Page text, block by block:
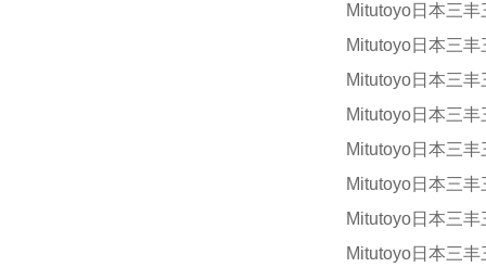
Mitutoyo日本三
Mitutoyo日本三
Mitutoyo日本三
Mitutoyo日本三
Mitutoyo日本三
Mitutoyo日本三
Mitutoyo日本三
Mitutoyo日本三